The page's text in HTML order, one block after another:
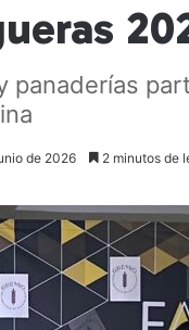
panaderías
de 2026 2 minutos de